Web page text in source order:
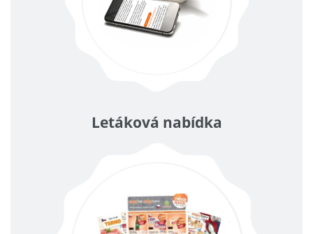
Letáková nabídka